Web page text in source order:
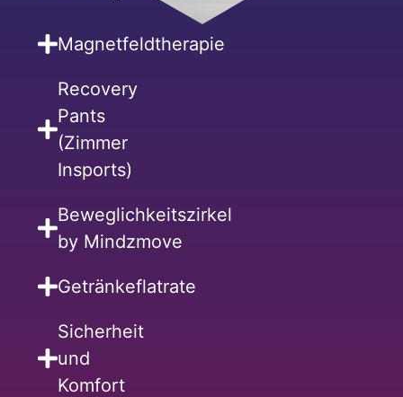
Magnetfeldtherapie
Recovery
Pants
(Zimmer
Insports)
Beweglichkeitszirkel
by Mindzmove
Getränkeflatrate
Sicherheit
und
Komfort